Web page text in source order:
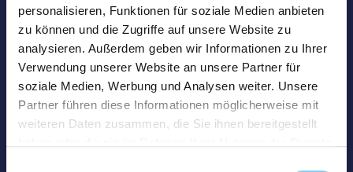
personalisieren, Funktionen für soziale Medien anbieten
zu können und die Zugriffe auf unsere Website zu
analysieren. Außerdem geben wir Informationen zu Ihrer
Verwendung unserer Website an unsere Partner für
soziale Medien, Werbung und Analysen weiter. Unsere
Partner führen diese Informationen möglicherweise mit
weiteren Daten zusammen, die Sie ihnen bereitgestellt